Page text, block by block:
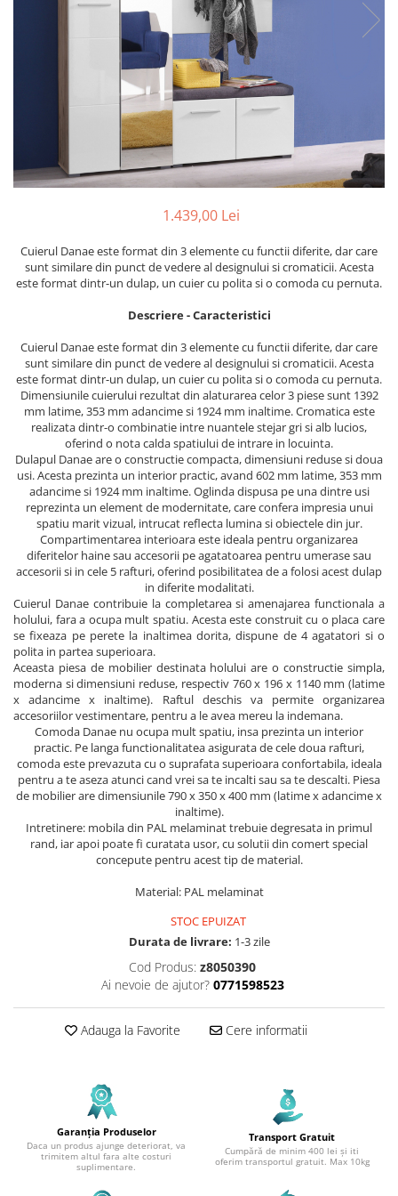
Perne decorative
Recipiente pentru lichide
Perne sezut
1.439,00 Lei
Cuierul Danae este format din 3 elemente cu functii diferite, dar care
sunt similare din punct de vedere al designului si cromaticii. Acesta
este format dintr-un dulap, un cuier cu polita si o comoda cu pernuta.
Descriere - Caracteristici
Cuierul Danae este format din 3 elemente cu functii diferite, dar care
sunt similare din punct de vedere al designului si cromaticii. Acesta
este format dintr-un dulap, un cuier cu polita si o comoda cu pernuta.
Dimensiunile cuierului rezultat din alaturarea celor 3 piese sunt 1392
mm latime, 353 mm adancime si 1924 mm inaltime. Cromatica este
realizata dintr-o combinatie intre nuantele stejar gri si alb lucios,
oferind o nota calda spatiului de intrare in locuinta.
Dulapul Danae are o constructie compacta, dimensiuni reduse si doua
usi. Acesta prezinta un interior practic, avand 602 mm latime, 353 mm
adancime si 1924 mm inaltime. Oglinda dispusa pe una dintre usi
reprezinta un element de modernitate, care confera impresia unui
spatiu marit vizual, intrucat reflecta lumina si obiectele din jur.
Compartimentarea interioara este ideala pentru organizarea
diferitelor haine sau accesorii pe agatatoarea pentru umerase sau
accesorii si in cele 5 rafturi, oferind posibilitatea de a folosi acest dulap
in diferite modalitati.
Cuierul Danae contribuie la completarea si amenajarea functionala a
holului, fara a ocupa mult spatiu. Acesta este construit cu o placa care
se fixeaza pe perete la inaltimea dorita, dispune de 4 agatatori si o
polita in partea superioara.
Aceasta piesa de mobilier destinata holului are o constructie simpla,
moderna si dimensiuni reduse, respectiv 760 x 196 x 1140 mm (latime
x adancime x inaltime). Raftul deschis va permite organizarea
accesoriilor vestimentare, pentru a le avea mereu la indemana.
Comoda Danae nu ocupa mult spatiu, insa prezinta un interior
practic. Pe langa functionalitatea asigurata de cele doua rafturi,
comoda este prevazuta cu o suprafata superioara confortabila, ideala
pentru a te aseza atunci cand vrei sa te incalti sau sa te descalti. Piesa
de mobilier are dimensiunile 790 x 350 x 400 mm (latime x adancime x
inaltime).
Intretinere: mobila din PAL melaminat trebuie degresata in primul
rand, iar apoi poate fi curatata usor, cu solutii din comert special
concepute pentru acest tip de material.
Material: PAL melaminat
STOC EPUIZAT
Durata de livrare: 1-3 zile
Cod Produs: z8050390
Ai nevoie de ajutor? 0771598523
Adauga la Favorite Cere informatii
Garanția Produselor
Daca un produs ajunge deteriorat, va
trimitem altul fara alte costuri
suplimentare.
Transport Gratuit
Cumpără de minim 400 lei și iti
oferim transportul gratuit. Max 10kg